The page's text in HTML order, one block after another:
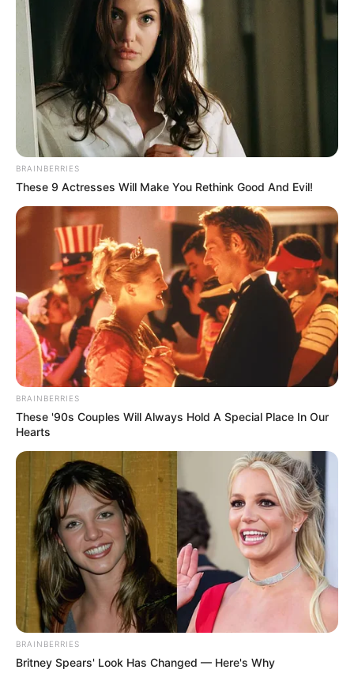
Why Did He Leave At The Peak Of This Show's Run?
BRAINBERRIES
The Adorable Model For Simba In The Lion King
Remake
BRAINBERRIES
Tarantino Wants To End His Career With This Movie?
BRAINBERRIES
BRAINBERRIES
These 9 Actresses Will Make You Rethink Good And Evil!
BRAINBERRIES
These '90s Couples Will Always Hold A Special Place In Our
Hearts
BRAINBERRIES
Britney Spears' Look Has Changed — Here's Why